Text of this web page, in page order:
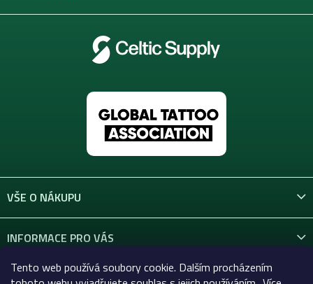
Tento web používá soubory cookie. Dalším procházením
VŠE O NÁKUPU
INFORMACE PRO VÁS
KONTAKT